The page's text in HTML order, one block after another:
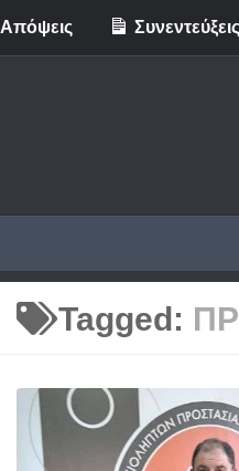
Απόψεις Συνεντεύξεις
Tagged: